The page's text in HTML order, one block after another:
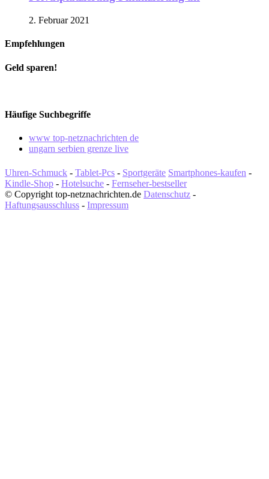
2. Februar 2021
Empfehlungen
Geld sparen!
Häufige Suchbegriffe
www top-netznachrichten de
ungarn serbien grenze live
Uhren-Schmuck - Tablet-Pcs - Sportgeräte Smartphones-kaufen -
Kindle-Shop - Hotelsuche - Fernseher-bestseller
© Copyright top-netznachrichten.de Datenschutz -
Haftungsausschluss - Impressum